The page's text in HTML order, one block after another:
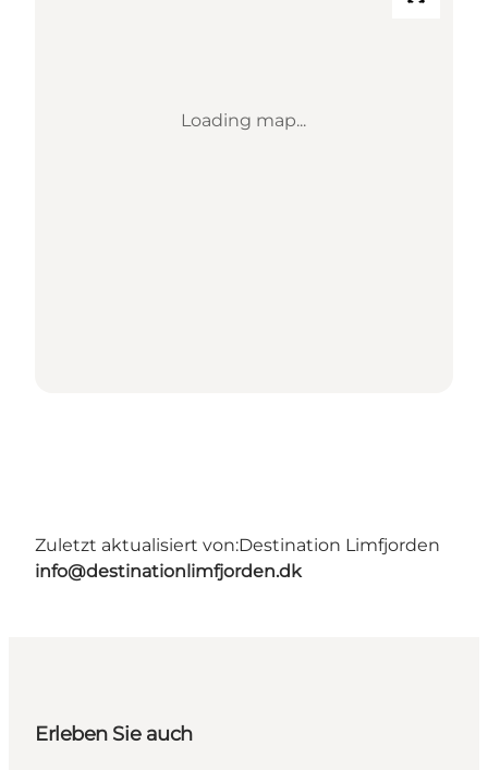
Loading map...
Zuletzt aktualisiert von:Destination Limfjorden
info@destinationlimfjorden.dk
Erleben Sie auch